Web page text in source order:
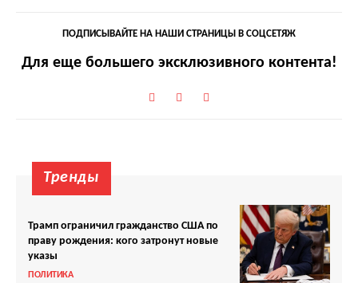
ПОДПИСЫВАЙТЕ НА НАШИ СТРАНИЦЫ В СОЦСЕТЯЖ
Для еще большего эксклюзивного контента!
Тренды
Трамп ограничил гражданство США по
праву рождения: кого затронут новые
указы
ПОЛИТИКА